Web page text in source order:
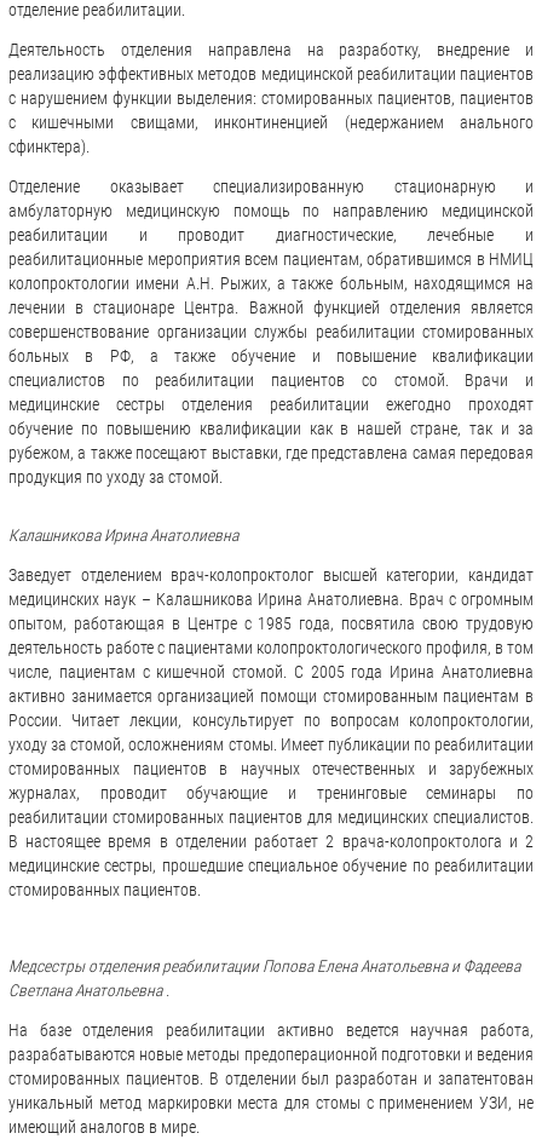
отделение реабилитации.
Деятельность отделения направлена на разработку, внедрение и
реализацию эффективных методов медицинской реабилитации пациентов
с нарушением функции выделения: стомированных пациентов, пациентов
с кишечными свищами, инконтиненцией (недержанием анального
сфинктера).
Отделение оказывает специализированную стационарную и
амбулаторную медицинскую помощь по направлению медицинской
реабилитации и проводит диагностические, лечебные и
реабилитационные мероприятия всем пациентам, обратившимся в НМИЦ
колопроктологии имени А.Н. Рыжих, а также больным, находящимся на
лечении в стационаре Центра. Важной функцией отделения является
совершенствование организации службы реабилитации стомированных
больных в РФ, а также обучение и повышение квалификации
специалистов по реабилитации пациентов со стомой. Врачи и
медицинские сестры отделения реабилитации ежегодно проходят
обучение по повышению квалификации как в нашей стране, так и за
рубежом, а также посещают выставки, где представлена самая передовая
продукция по уходу за стомой.
Калашникова Ирина Анатолиевна
Заведует отделением врач-колопроктолог высшей категории, кандидат
медицинских наук – Калашникова Ирина Анатолиевна. Врач с огромным
опытом, работающая в Центре с 1985 года, посвятила свою трудовую
деятельность работе с пациентами колопроктологического профиля, в том
числе, пациентам с кишечной стомой. С 2005 года Ирина Анатолиевна
активно занимается организацией помощи стомированным пациентам в
России. Читает лекции, консультирует по вопросам колопроктологии,
уходу за стомой, осложнениям стомы. Имеет публикации по реабилитации
стомированных пациентов в научных отечественных и зарубежных
журналах, проводит обучающие и тренинговые семинары по
реабилитации стомированных пациентов для медицинских специалистов.
В настоящее время в отделении работает 2 врача-колопроктолога и 2
медицинские сестры, прошедшие специальное обучение по реабилитации
стомированных пациентов.
Медсестры отделения реабилитации Попова Елена Анатольевна и Фадеева
Светлана Анатольевна .
На базе отделения реабилитации активно ведется научная работа,
разрабатываются новые методы предоперационной подготовки и ведения
стомированных пациентов. В отделении был разработан и запатентован
уникальный метод маркировки места для стомы с применением УЗИ, не
имеющий аналогов в мире.